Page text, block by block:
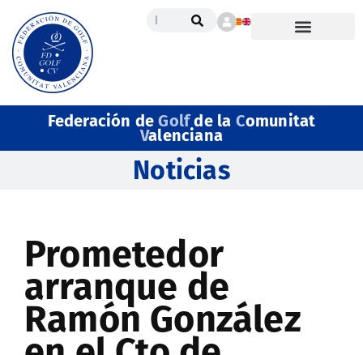
Federación deGolfde la Comunitat
Valenciana
Noticias
Prometedor
arranque de
Ramón González